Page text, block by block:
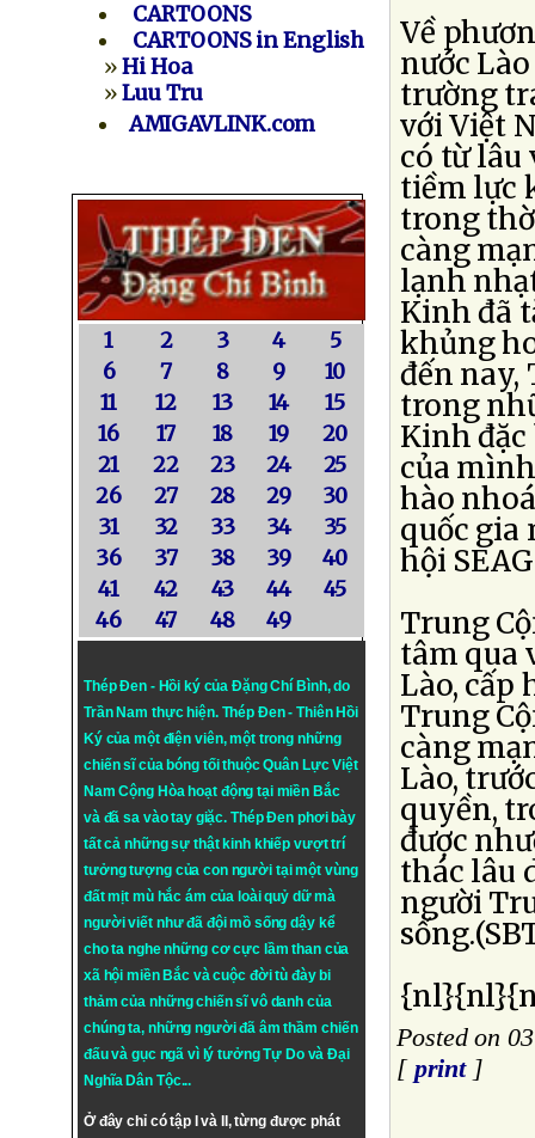
CARTOONS
CARTOONS in English
»Hi Hoa
»Luu Tru
AMIGAVLINK.com
1 2 3 4
5
6
7 8 9
10
11
12 13 14
15
16
17 18 19
20
21
22 23 24
25
26
27 28 29
30
31
32 33 34
35
36
37 38 39
40
41
42 43 44
45
46
47 48 49
Thép Đen - Hồi ký của Đặng Chí Bình, do
Trần Nam thực hiện. Thép Đen- Thiên Hồi
Ký của một điện viên, một trong những
chiến sĩ của bóng tối thuộc Quân Lực Việt
Nam Cộng Hòa hoạt động tại miền Bắc
và đã sa vào tay giặc. Thép Đen phơi bày
tất cả những sự thật kinh khiếp vượt trí
tưởng tượng của con người tại một vùng
đất mịt mù hắc ám của loài quỷ dữ mà
người viết như đã đội mồ sống dậy kể
cho ta nghe những cơ cực lầm than của
xã hội miền Bắc và cuộc đời tù đày bi
thảm của những chiến sĩ vô danh của
chúng ta, những người đã âm thầm chiến
đấu và gục ngã vì lý tưởngTự DovàĐại
Nghĩa Dân Tộc...
Ở đây chỉ có tập I và II, từng được phát
Về
nước
trường
với Việt
có từ lâu
tiềm lực
trong
càng
lạnh
Kinh đã
khủng
đến nay,
trong
Kinh
của
hào
quốc gia
hội
Trung
tâm qua
Lào, cấp
Trung
càng
Lào,
quyền,
được
thác lâu
người
Posted on
[ print]